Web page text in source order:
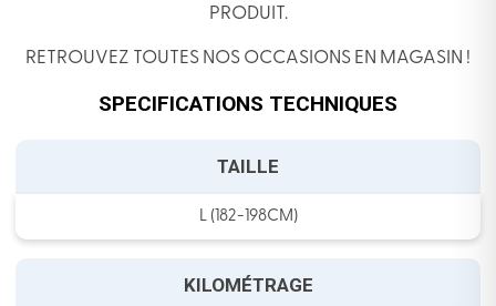
PRODUIT.
RETROUVEZ TOUTES NOS OCCASIONS EN MAGASIN !
SPECIFICATIONS TECHNIQUES
TAILLE
L (182-198CM)
KILOMÉTRAGE